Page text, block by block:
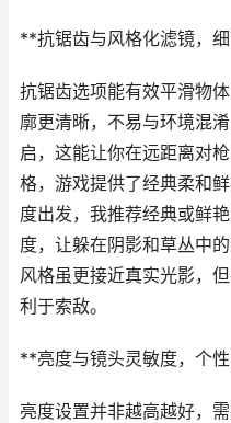
**抗锯齿与风格化滤镜，
抗锯齿选项能有效平滑物
廓更清晰，不易与环境混
启，这能让你在远距离对
格，游戏提供了经典柔和
度出发，我推荐经典或鲜
度，让躲在阴影和草丛中
风格虽更接近真实光影，
利于索敌。
**亮度与镜头灵敏度，个
亮度设置并非越高越好，